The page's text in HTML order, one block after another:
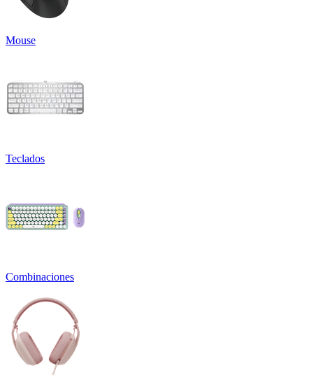
Mouse
Teclados
Combinaciones